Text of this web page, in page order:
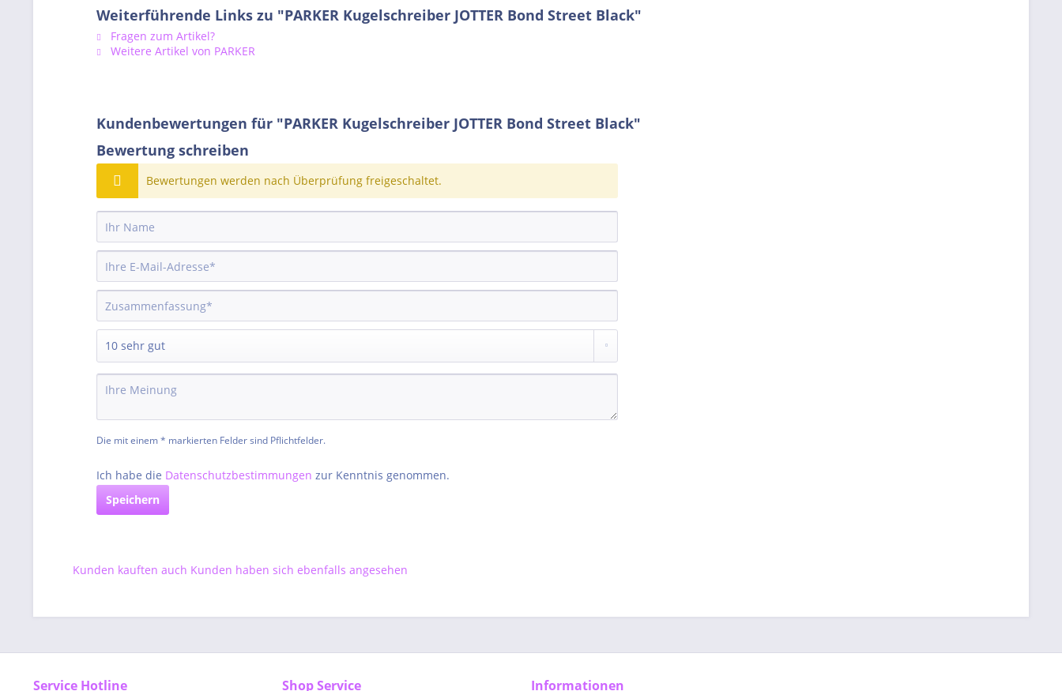
Weiterführende Links zu "PARKER Kugelschreiber JOTTER Bond Street Black"
Fragen zum Artikel?
Weitere Artikel von PARKER
Kundenbewertungen für "PARKER Kugelschreiber JOTTER Bond Street Black"
Bewertung schreiben
Bewertungen werden nach Überprüfung freigeschaltet.
Die mit einem * markierten Felder sind Pflichtfelder.
Ich habe die Datenschutzbestimmungen zur Kenntnis genommen.
Speichern
Kunden kauften auch Kunden haben sich ebenfalls angesehen
Service Hotline Shop Service Informationen